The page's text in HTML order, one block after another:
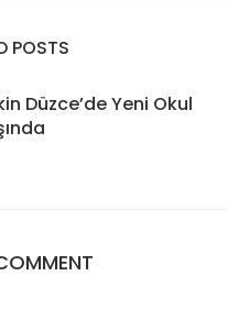
POSTS
Düzce’de Yeni Okul